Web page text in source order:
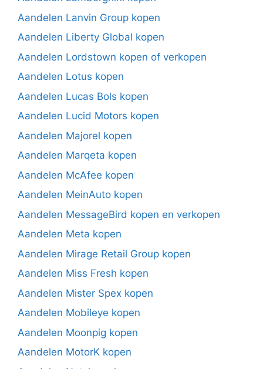
Aandelen Lanvin Group kopen
Aandelen Liberty Global kopen
Aandelen Lordstown kopen of verkopen
Aandelen Lotus kopen
Aandelen Lucas Bols kopen
Aandelen Lucid Motors kopen
Aandelen Majorel kopen
Aandelen Marqeta kopen
Aandelen McAfee kopen
Aandelen MeinAuto kopen
Aandelen MessageBird kopen en verkopen
Aandelen Meta kopen
Aandelen Mirage Retail Group kopen
Aandelen Miss Fresh kopen
Aandelen Mister Spex kopen
Aandelen Mobileye kopen
Aandelen Moonpig kopen
Aandelen MotorK kopen